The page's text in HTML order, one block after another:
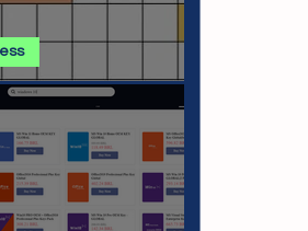
- Calendário de
AGOSTO 2026